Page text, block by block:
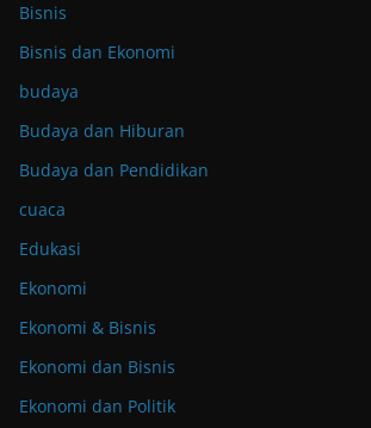
Bisnis
Bisnis dan Ekonomi
budaya
Budaya dan Hiburan
Budaya dan Pendidikan
cuaca
Edukasi
Ekonomi
Ekonomi & Bisnis
Ekonomi dan Bisnis
Ekonomi dan Politik